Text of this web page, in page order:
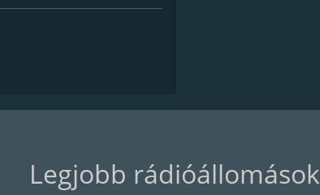
Legjobb rádióállomások